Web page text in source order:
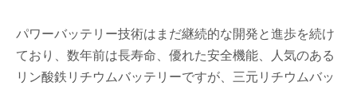
パワーバッテリー技術はまだ継続的な開発と進歩を続け
ており、数年前は長寿命、優れた安全機能、人気のある
リン酸鉄リチウムバッテリーですが、三元リチウムバッ